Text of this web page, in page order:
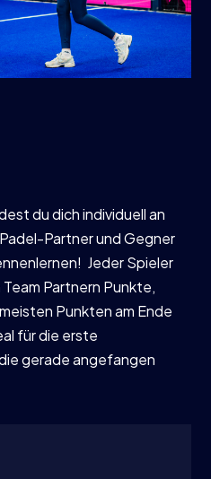
du dich individuell an
Partner und Gegner
Jeder Spieler
Partnern Punkte,
Punkten am Ende
für die erste
gerade angefangen